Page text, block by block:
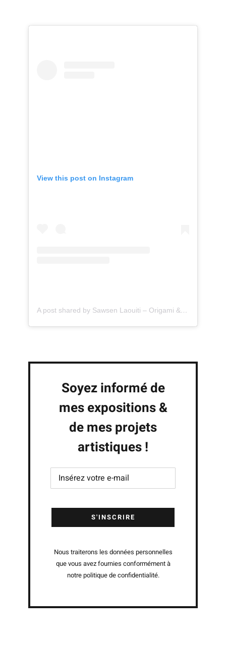
View this post on Instagram
A post shared by Sawsen Laouiti – Origami & Paper Artist (@sawsen.laouiti.artist)
Soyez informé de
mes expositions &
de mes projets
artistiques !
Nous traiterons les données personnelles
que vous avez fournies conformément à
notre politique de confidentialité.